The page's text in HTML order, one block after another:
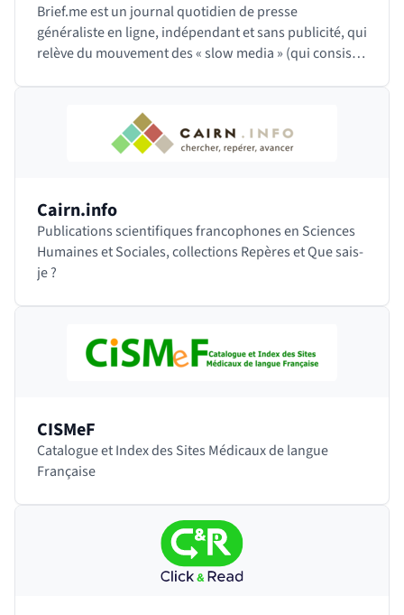
Brief.me est un journal quotidien de presse
généraliste en ligne, indépendant et sans publicité, qui
relève du mouvement des « slow media » (qui consiste
Cairn.info
Publications scientifiques francophones en Sciences
Humaines et Sociales, collections Repères et Que sais-
je ?
CISMeF
Catalogue et Index des Sites Médicaux de langue
Française